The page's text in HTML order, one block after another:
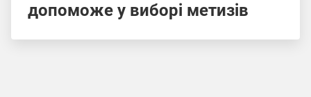
допоможе у виборі метизів